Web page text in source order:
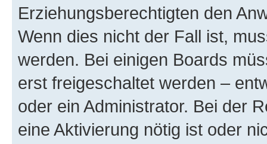
Erziehungsberechtigten den
Wenn dies nicht der Fall ist,
werden. Bei einigen Boards
erst freigeschaltet werden –
oder ein Administrator. Bei der
eine Aktivierung nötig ist oder